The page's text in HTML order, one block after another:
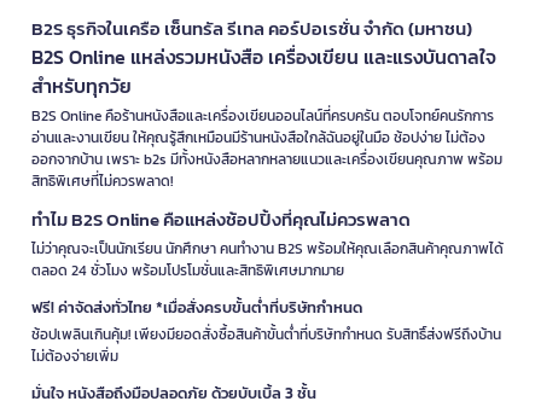
B2S ธุรกิจในเครือ เซ็นทรัล รีเทล คอร์ปอเรชั่น จำกัด (มหาชน)
B2S Online แหล่งรวมหนังสือ เครื่องเขียน และแรงบันดาลใจ
สำหรับทุกวัย
B2S Online คือร้านหนังสือและเครื่องเขียนออนไลน์ที่ครบครัน ตอบโจทย์คนรักการ
อ่านและงานเขียน ให้คุณรู้สึกเหมือนมีร้านหนังสือใกล้ฉันอยู่ในมือ ช้อปง่าย ไม่ต้อง
ออกจากบ้าน เพราะ b2s มีทั้งหนังสือหลากหลายแนวและเครื่องเขียนคุณภาพ พร้อม
สิทธิพิเศษที่ไม่ควรพลาด!
ทำไม B2S Online คือแหล่งช้อปปิ้งที่คุณไม่ควรพลาด
ไม่ว่าคุณจะเป็นนักเรียน นักศึกษา คนทำงาน B2S พร้อมให้คุณเลือกสินค้าคุณภาพได้
ตลอด 24 ชั่วโมง พร้อมโปรโมชั่นและสิทธิพิเศษมากมาย
ฟรี! ค่าจัดส่งทั่วไทย *เมื่อสั่งครบขั้นต่ำที่บริษัทกำหนด
ช้อปเพลินเกินคุ้ม! เพียงมียอดสั่งซื้อสินค้าขั้นต่ำที่บริษัทกำหนด รับสิทธิ์ส่งฟรีถึงบ้าน
ไม่ต้องจ่ายเพิ่ม
มั่นใจ หนังสือถึงมือปลอดภัย ด้วยบับเบิ้ล 3 ชั้น